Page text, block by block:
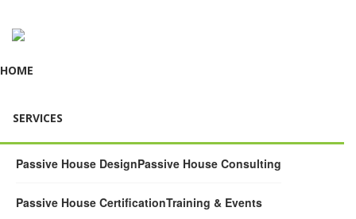
HOME
SERVICES
Passive House DesignPassive House Consulting
Passive House CertificationTraining & Events